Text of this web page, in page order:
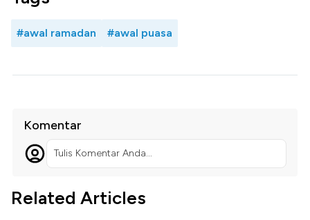
#awal ramadan #awal puasa
Komentar
Tulis Komentar Anda...
Related Articles